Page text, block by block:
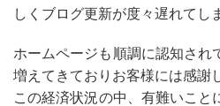
しくブログ更新が度々遅れてし
ホームページも順調に認知され
増えてきておりお客様には感謝
この経済状況の中、有難いこと